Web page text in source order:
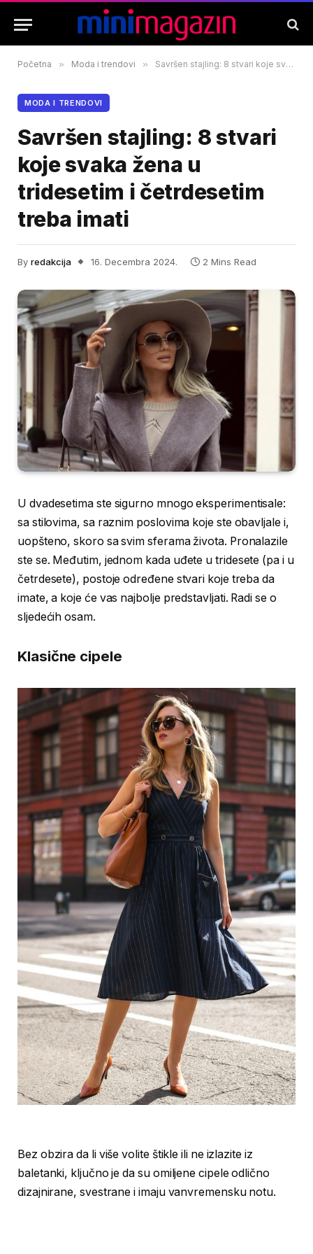
Početna » Moda i trendovi » Savršen stajling: 8 stvari koje svaka žena u tridesetim i četrdesetim treba imati
MODA I TRENDOVI
Savršen stajling: 8 stvari
koje svaka žena u
tridesetim i četrdesetim
treba imati
By redakcija 16. Decembra 2024. 2 Mins Read
U dvadesetima ste sigurno mnogo eksperimentisale:
sa stilovima, sa raznim poslovima koje ste obavljale i,
uopšteno, skoro sa svim sferama života. Pronalazile
ste se. Međutim, jednom kada uđete u tridesete (pa i u
četrdesete), postoje određene stvari koje treba da
imate, a koje će vas najbolje predstavljati. Radi se o
sljedećih osam.
Klasične cipele
Bez obzira da li više volite štikle ili ne izlazite iz
baletanki, ključno je da su omiljene cipele odlično
dizajnirane, svestrane i imaju vanvremensku notu.